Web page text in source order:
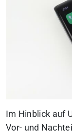
Im Hinblick auf
Vor- und